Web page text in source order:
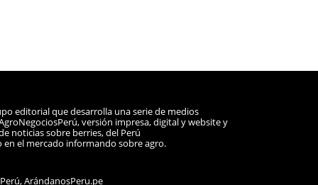
editorial que desarrolla una serie de medios
versión impresa, digital y website y
noticias sobre berries, del Perú
en el mercado informando sobre agro.
ArándanosPeru.pe